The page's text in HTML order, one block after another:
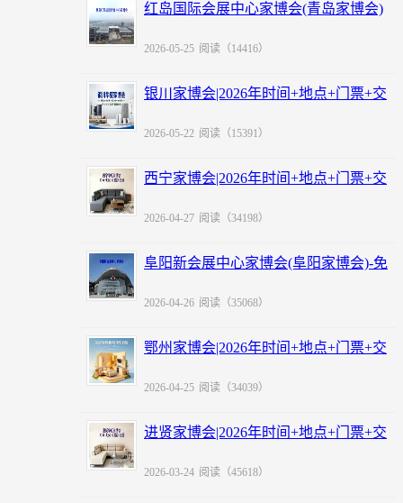
红岛国际会展中心家博会(青岛家博会)
2026-05-25 阅读（14416）
银川家博会|2026年时间+地点+门票+交
2026-05-22 阅读（15391）
西宁家博会|2026年时间+地点+门票+交
2026-04-27 阅读（34198）
阜阳新会展中心家博会(阜阳家博会)-免
2026-04-26 阅读（35068）
鄂州家博会|2026年时间+地点+门票+交
2026-04-25 阅读（34039）
进贤家博会|2026年时间+地点+门票+交
2026-03-24 阅读（45618）